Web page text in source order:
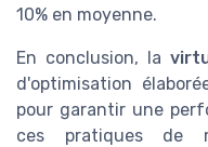
10% en moyenne.
En conclusion, la
d'optimisation
pour garantir une
ces pratiques de